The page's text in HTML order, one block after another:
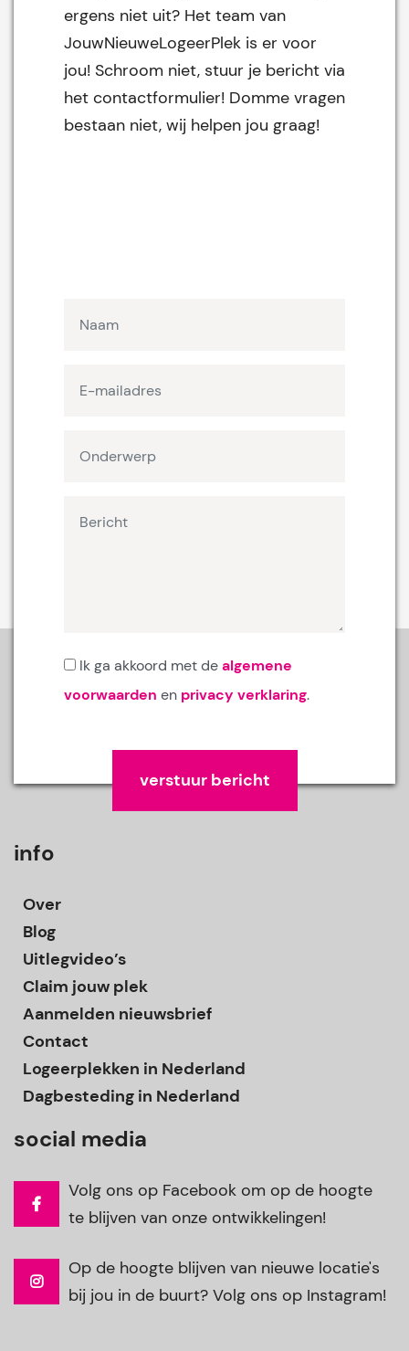
ergens niet uit? Het team van
JouwNieuweLogeerPlek is er voor
jou! Schroom niet, stuur je bericht via
het contactformulier! Domme vragen
bestaan niet, wij helpen jou graag!
Ik ga akkoord met dealgemene
voorwaarden en privacy verklaring.
info
Over
Blog
Uitlegvideo’s
Claim jouw plek
Aanmelden nieuwsbrief
Contact
Logeerplekken in Nederland
Dagbesteding in Nederland
social media
Volg ons op Facebook om op de hoogte
te blijven van onze ontwikkelingen!
Op de hoogte blijven van nieuwe locatie's
bij jou in de buurt? Volg ons op Instagram!